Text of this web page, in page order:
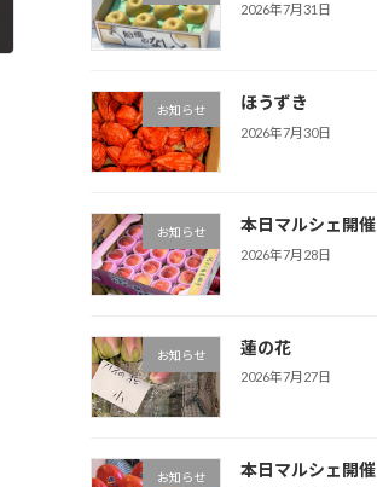
2026年7月31日
お知らせ ほうずき
2026年7月30日
お知らせ 本日マルシェ開催
2026年7月28日
お知らせ 蓮の花
2026年7月27日
お知らせ 本日マルシェ開催